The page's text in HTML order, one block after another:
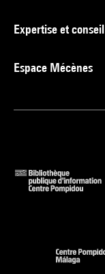
Expertise et conseil
Espace Mécènes